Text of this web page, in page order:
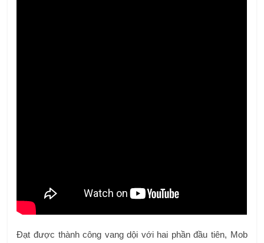
Đạt được thành công vang dội với hai phần đầu tiên, Mob